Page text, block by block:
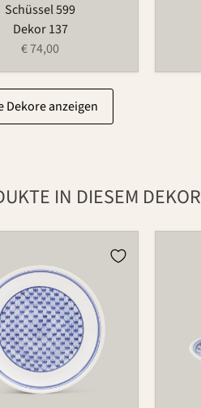
Schüssel 599
Dekor 137
€ 74,00
Dekore anzeigen
IN DIESEM DEKOR